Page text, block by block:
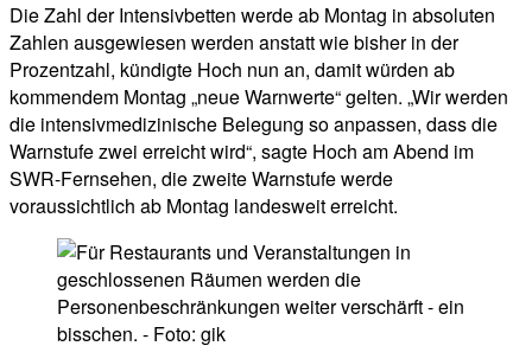
Die Zahl der Intensivbetten werde ab Montag in absoluten
Zahlen ausgewiesen werden anstatt wie bisher in der
Prozentzahl, kündigte Hoch nun an, damit würden ab
kommendem Montag „neue Warnwerte“ gelten. „Wir werden
die intensivmedizinische Belegung so anpassen, dass die
Warnstufe zwei erreicht wird“, sagte Hoch am Abend im
SWR-Fernsehen, die zweite Warnstufe werde
voraussichtlich ab Montag landesweit erreicht.